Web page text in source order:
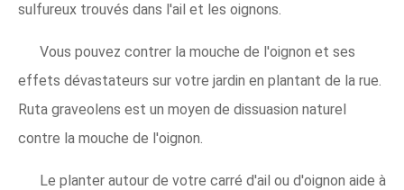
sulfureux trouvés dans l'ail et les oignons.
Vous pouvez contrer la mouche de l'oignon et ses
effets dévastateurs sur votre jardin en plantant de la rue.
Ruta graveolens est un moyen de dissuasion naturel
contre la mouche de l'oignon.
Le planter autour de votre carré d'ail ou d'oignon aide à